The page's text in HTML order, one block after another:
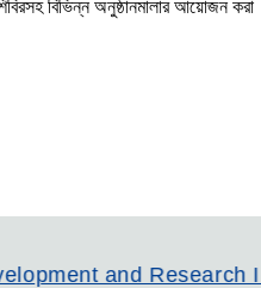
বিভিন্ন অনুষ্ঠানমালার আয়োজন করা
and Research Institute